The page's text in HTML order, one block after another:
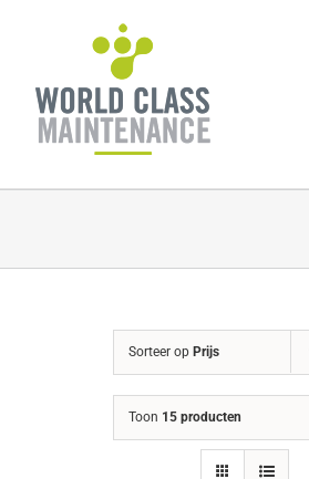
Sorteer op Prijs
Toon 15 producten